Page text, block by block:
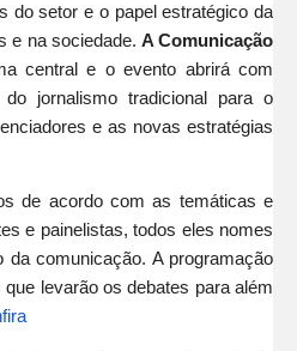
do setor e o papel estratégico da
e na sociedade. A Comunicação
central e o evento abrirá com
jornalismo tradicional para o
e as novas estratégias
de acordo com as temáticas e
e painelistas, todos eles nomes
da comunicação. A programação
levarão os debates para além